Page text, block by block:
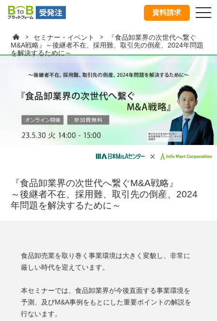
資料請求
セミナー・イベント
『食品卸業界の次世代へ繋ぐ
M&A戦略』～後継者不在、採用難、取引先の倒産、2024年問題
を解決するために～
『食品卸業界の次世代へ繋ぐM&A戦略』
～後継者不在、採用難、取引先の倒産、2024
年問題を解決するために～
食品卸売業を取り巻く事業環境は大きく変貌し、非常に
厳しい時代を迎えています。
本セミナーでは、食品卸業界が今後直面する事業環境を
予測、及びM&A事例をもとにした重要ポイントの解説を
行ないます。